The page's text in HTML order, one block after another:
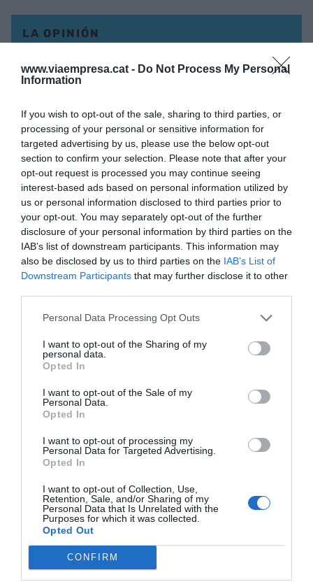
www.viaempresa.cat - Do Not Process My Personal
Information
If you wish to opt-out of the sale, sharing to third parties, or
processing of your personal or sensitive information for
targeted advertising by us, please use the below opt-out
section to confirm your selection. Please note that after your
opt-out request is processed you may continue seeing
interest-based ads based on personal information utilized by
us or personal information disclosed to third parties prior to
your opt-out. You may separately opt-out of the further
disclosure of your personal information by third parties on the
IAB’s list of downstream participants. This information may
also be disclosed by us to third parties on the IAB’s List of
Downstream Participants that may further disclose it to other
Personal Data Processing Opt Outs
I want to opt-out of the Sharing of my
personal data.
Opted In
I want to opt-out of the Sale of my
Personal Data.
Opted In
I want to opt-out of processing my
Personal Data for Targeted Advertising.
Opted In
I want to opt-out of Collection, Use,
Retention, Sale, and/or Sharing of my
Personal Data that Is Unrelated with the
Purposes for which it was collected.
Opted Out
CONFIRM
LA OPINIÓN
haciendo mayor
2 de febrero de 2026
LA OPINIÓN
El cerebro de la banca
26 de enero de 2026
GINA TOST
LA OPINIÓN
El porno de Grok
GINA TOST
LA OPINIÓN
El futuro de la baliza V16
12 de enero de 2026
GINA TOST
Anterior 1 2 3 4 5 6 7